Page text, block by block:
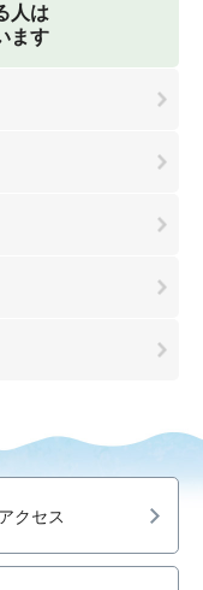
人は
ます
クセス